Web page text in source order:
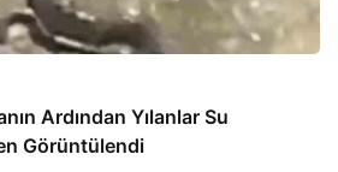
Ardından Yılanlar Su
Görüntülendi